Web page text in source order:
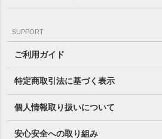
SUPPORT
ご利用ガイド
特定商取引法に基づく表示
個人情報取り扱いについて
安心安全への取り組み